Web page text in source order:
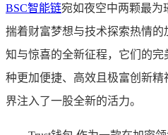
BSC智能链宛如夜空中两颗最为
揣着财富梦想与技术探索热情
知与惊喜的全新征程，它们的
种更加便捷、高效且极富创新
界注入了一股全新的活力。